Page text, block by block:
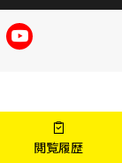
閲覧履歴